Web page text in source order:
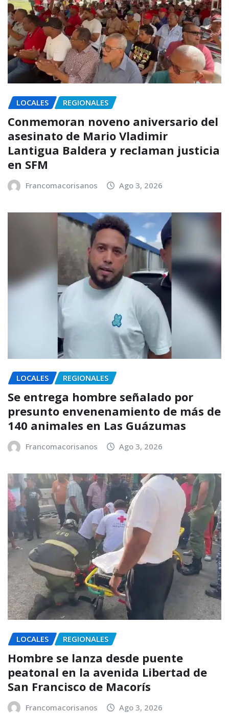
LOCALES REGIONALES
Conmemoran noveno aniversario del
asesinato de Mario Vladimir
Lantigua Baldera y reclaman justicia
en SFM
Francomacorisanos Ago 3, 2026
LOCALES REGIONALES
Se entrega hombre señalado por
presunto envenenamiento de más de
140 animales en Las Guázumas
Francomacorisanos Ago 3, 2026
LOCALES REGIONALES
Hombre se lanza desde puente
peatonal en la avenida Libertad de
San Francisco de Macorís
Francomacorisanos Ago 3, 2026